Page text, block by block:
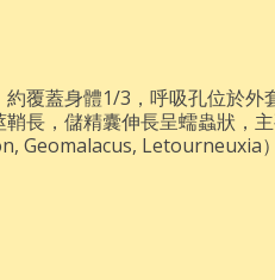
覆蓋身體1/3，呼吸孔位於
長，儲精囊伸長呈蠕蟲狀，
Geomalacus, Letourneuxia